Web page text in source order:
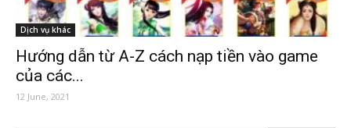
Dịch vụ khác
Hướng dẫn từ A-Z cách nạp tiền vào game
của các...
12 June, 2021